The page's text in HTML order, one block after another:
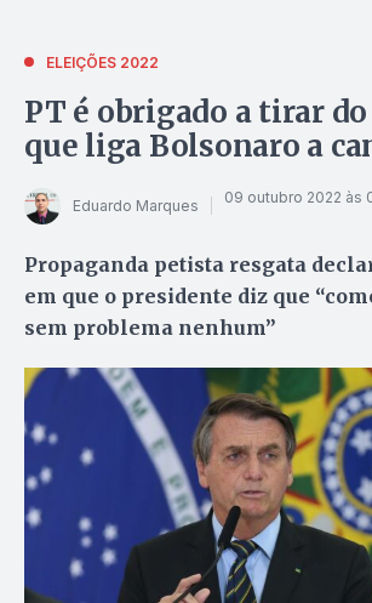
ELEIÇÕES 2022
PT é obrigado a tirar
que liga Bolsonaro a
Eduardo Marques 09 outubro 2022 às
Propaganda petista resgata
em que o presidente diz que
sem problema nenhum”